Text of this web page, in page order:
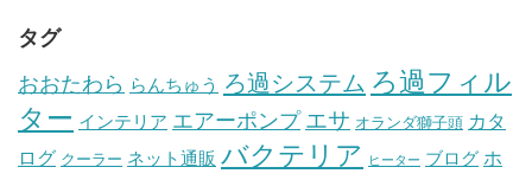
タグ
おおたわら らんちゅう ろ過システム ろ過フィル
ター インテリア エアーポンプ エサ オランダ獅子頭 カタ
ログ クーラー ネット通販 バクテリア ヒーター ブログ ホ